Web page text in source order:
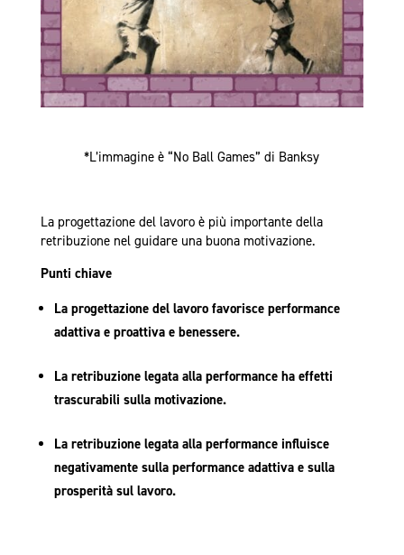
*L’immagine è “No Ball Games” di Banksy
La progettazione del lavoro è più importante della
retribuzione nel guidare una buona motivazione.
Punti chiave
La progettazione del lavoro favorisce performance
adattiva e proattiva e benessere.
La retribuzione legata alla performance ha effetti
trascurabili sulla motivazione.
La retribuzione legata alla performance influisce
negativamente sulla performance adattiva e sulla
prosperità sul lavoro.